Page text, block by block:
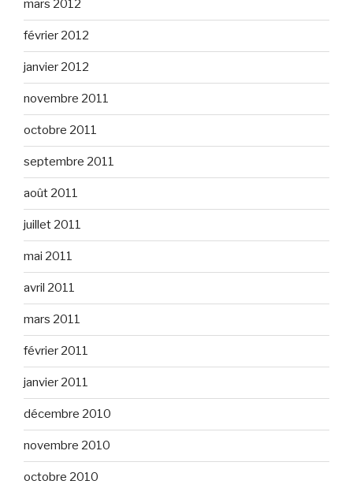
mars 2012
février 2012
janvier 2012
novembre 2011
octobre 2011
septembre 2011
août 2011
juillet 2011
mai 2011
avril 2011
mars 2011
février 2011
janvier 2011
décembre 2010
novembre 2010
octobre 2010